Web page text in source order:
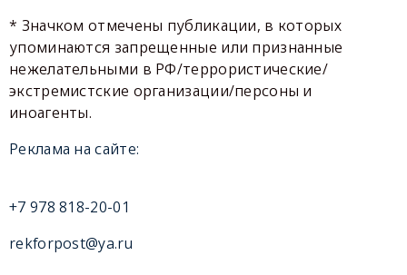
* Значком отмечены публикации, в которых
упоминаются запрещенные или признанные
нежелательными в РФ/террористические/
экстремистские организации/персоны и
иноагенты.
Реклама на сайте:
+7 978 818-20-01
rekforpost@ya.ru